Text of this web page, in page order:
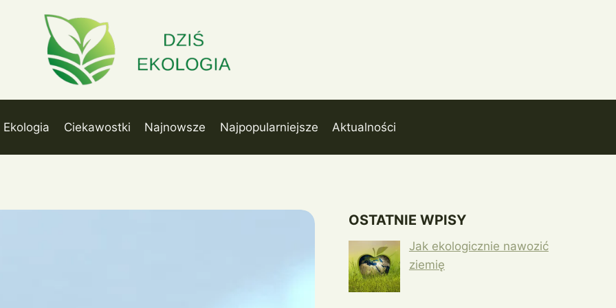
Ekologia Ciekawostki Najnowsze Najpopularniejsze Aktualności
OSTATNIE WPISY
Jak ekologicznie nawozić
ziemię